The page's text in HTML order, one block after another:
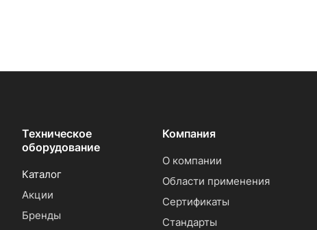
Техническое
оборудование
Каталог
Акции
Бренды
Компания
О компании
Области применения
Сертификаты
Стандарты